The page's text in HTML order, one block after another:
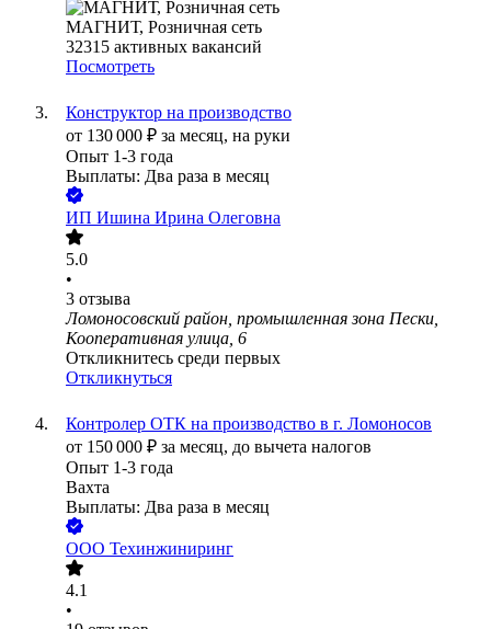
МАГНИТ, Розничная сеть
32315 активных вакансий
Посмотреть
Конструктор на производство
от 130 000 ₽ за месяц, на руки
Опыт 1-3 года
Выплаты: Два раза в месяц
ИП Ишина Ирина Олеговна
5.0
•
3 отзыва
Ломоносовский район, промышленная зона Пески,
Кооперативная улица, 6
Откликнитесь среди первых
Откликнуться
Контролер ОТК на производство в г. Ломоносов
от 150 000 ₽ за месяц, до вычета налогов
Опыт 1-3 года
Вахта
Выплаты: Два раза в месяц
ООО Техинжиниринг
4.1
•